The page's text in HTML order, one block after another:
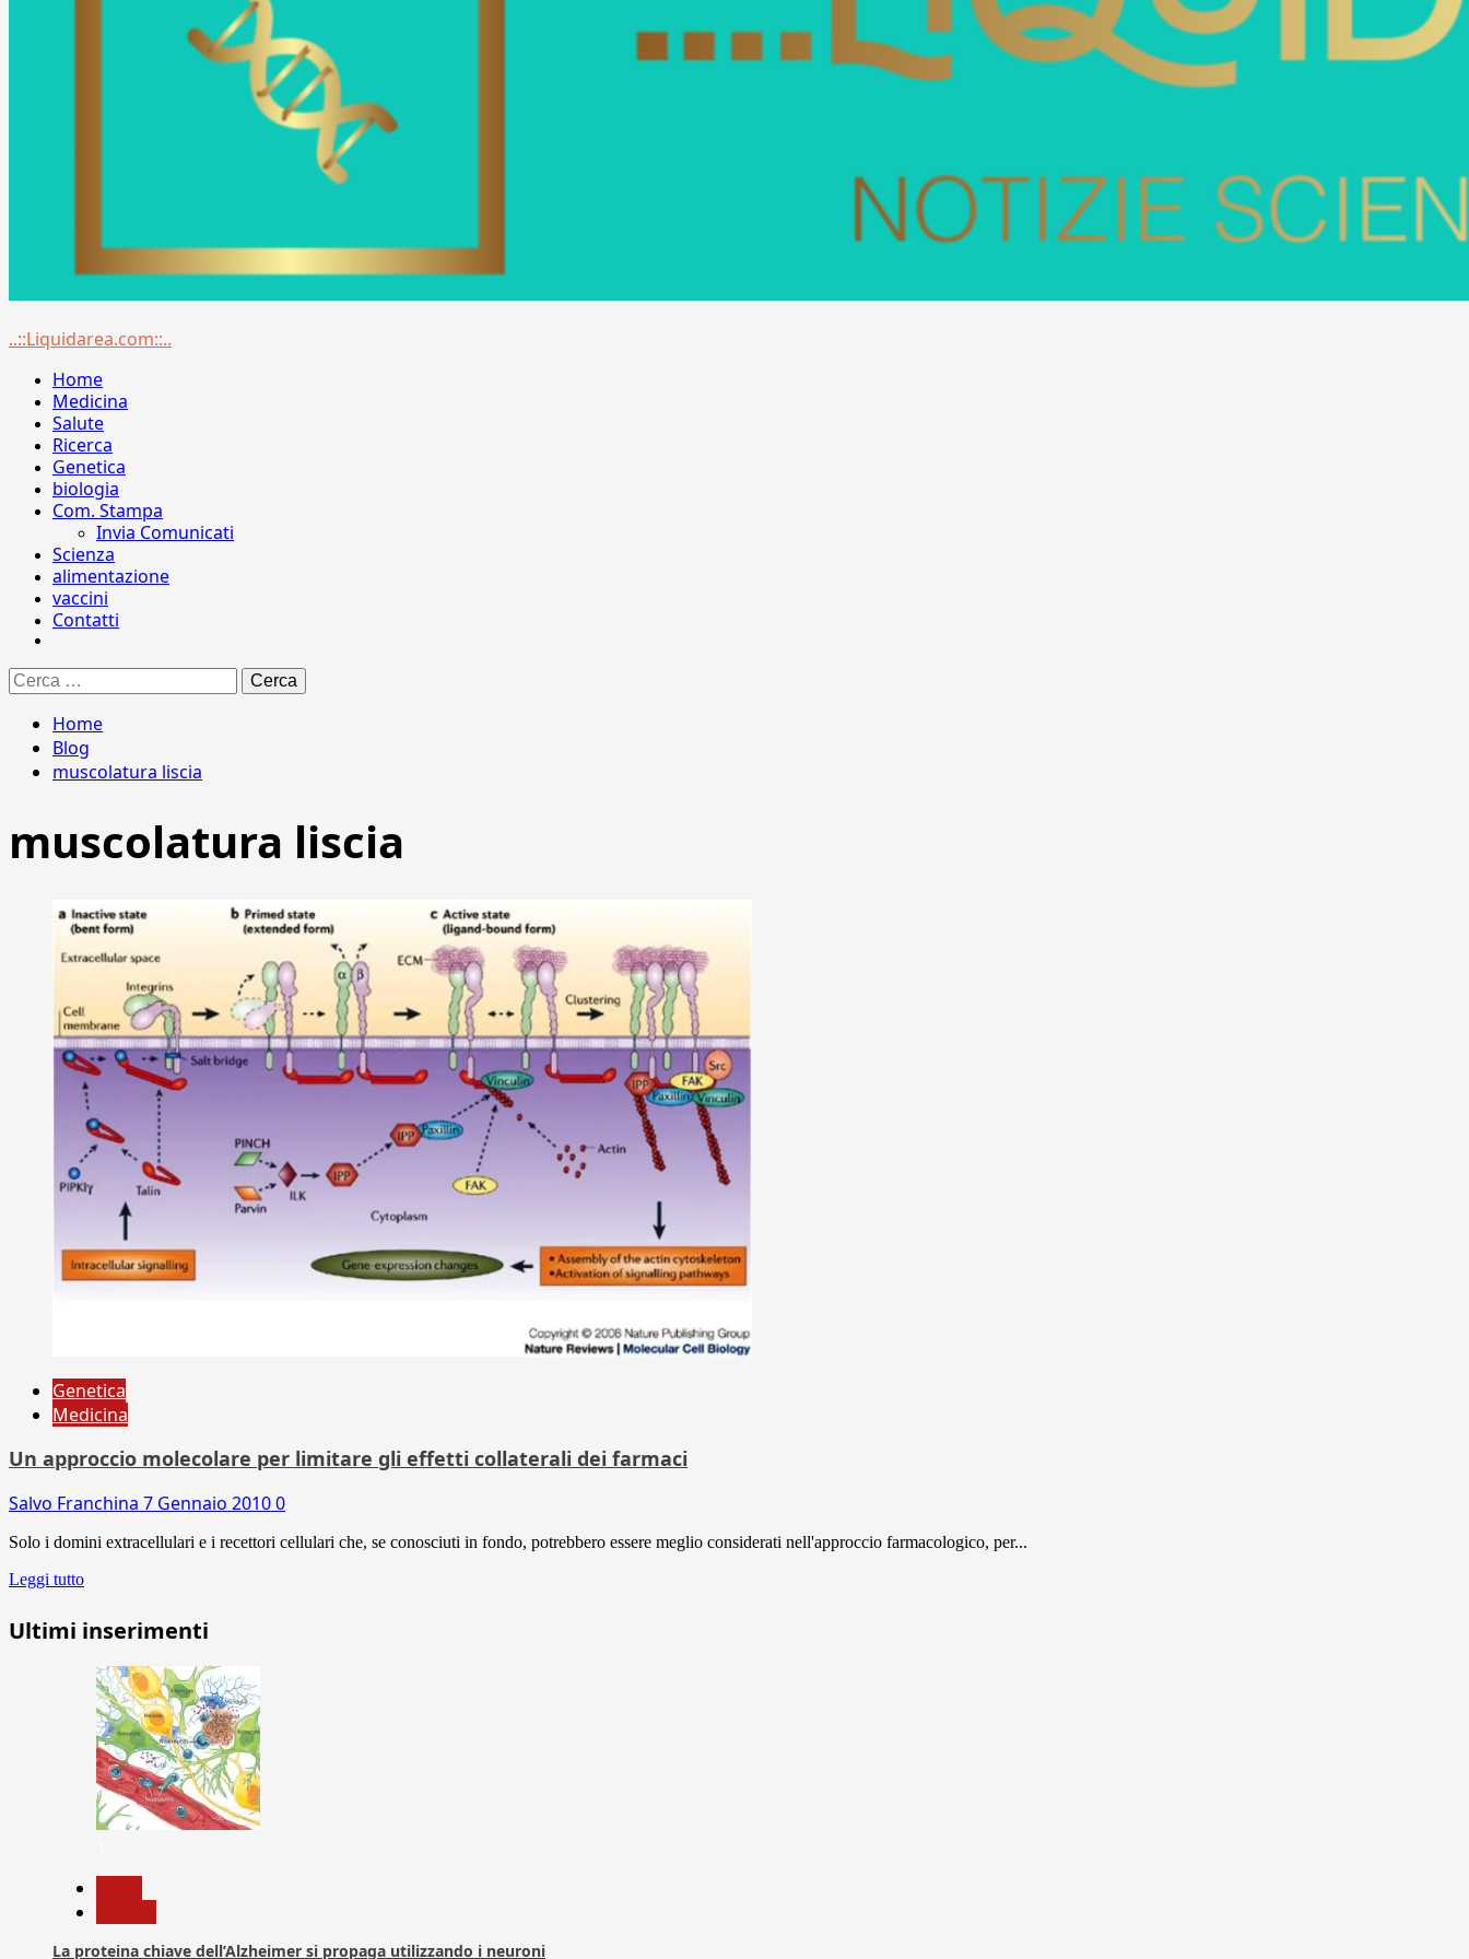
Menu
..::Liquidarea.com::..
Home
Medicina
Salute
Ricerca
Genetica
biologia
Com. Stampa
Invia Comunicati
Scienza
alimentazione
vaccini
Contatti
Ricerca
per:
Home
Blog
muscolatura liscia
muscolatura liscia
Genetica
Medicina
Un approccio molecolare per limitare gli effetti collaterali dei farmaci
Salvo Franchina 7 Gennaio 20100
Solo i domini extracellulari e i recettori cellulari che, se conosciuti in fondo, potrebbero essere meglio considerati nell'approccio farmacologico, per...
Leggi tutto
Ultimi inserimenti
La proteina chiave dell’Alzheimer si propaga utilizzando i neuroni